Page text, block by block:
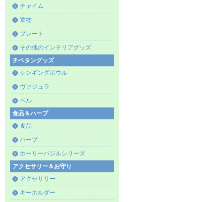
チャイム
置物
プレート
その他のインテリアグッズ
チベタングッズ
シンギングボウル
ヴァジュラ
ベル
食品＆ハーブ
食品
ハーブ
ホーリーバジルシリーズ
アクセサリー＆お守り
アクセサリー
キーホルダー